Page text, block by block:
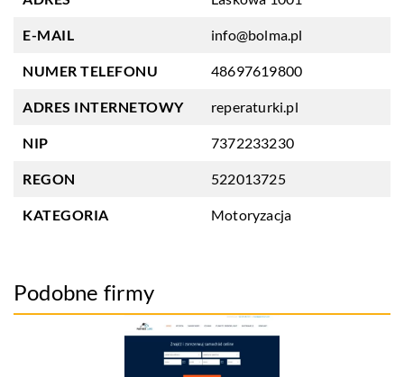
E-MAIL info@bolma.pl
NUMER TELEFONU 48697619800
ADRES INTERNETOWY reperaturki.pl
NIP 7372233230
REGON 522013725
KATEGORIA Motoryzacja
Podobne firmy